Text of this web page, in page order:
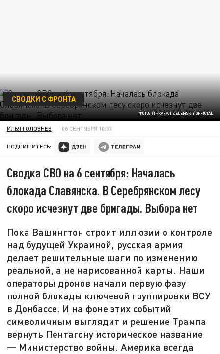
ФОТО: ТГ-КАНАЛ ZELENSKIY OFFICIAL
СВОДКИ С ФРОНТА
ИЛЬЯ ГОЛОВНЁВ 06 СЕНТЯБРЯ 10:33
ПОДПИШИТЕСЬ:
Сводка СВО на 6 сентября: Началась
блокада Славянска. В Серебрянском лесу
скоро исчезнут две бригады. Выбора нет
Пока Вашингтон строит иллюзии о контроле
над будущей Украиной, русская армия
делает решительные шаги по изменению
реальной, а не нарисованной карты. Наши
операторы дронов начали первую фазу
полной блокады ключевой группировки ВСУ
в Донбассе. И на фоне этих событий
символичным выглядит и решение Трампа
вернуть Пентагону историческое название
— Министерство войны. Америка всегда